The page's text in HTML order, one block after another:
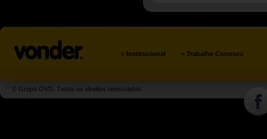
» Institucional » Trabalhe Conosco
© Grupo OVD. Todos os direitos reservados.